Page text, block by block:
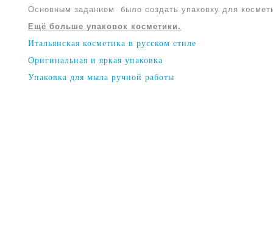
Основным заданием
было создатьупаковку для
Ещё больше упаковок косметики.
Итальянская косметика в русском стиле
Оригинальная и яркая упаковка
Упаковка для мыла ручной работы